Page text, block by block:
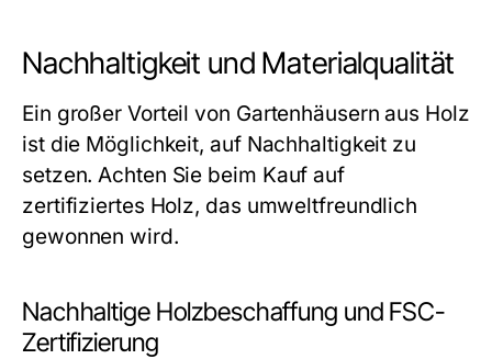
Nachhaltigkeit und Materialqualität
Ein großer Vorteil von Gartenhäusern aus Holz
ist die Möglichkeit, auf Nachhaltigkeit zu
setzen. Achten Sie beim Kauf auf
zertifiziertes Holz, das umweltfreundlich
gewonnen wird.
Nachhaltige Holzbeschaffung und FSC-
Zertifizierung